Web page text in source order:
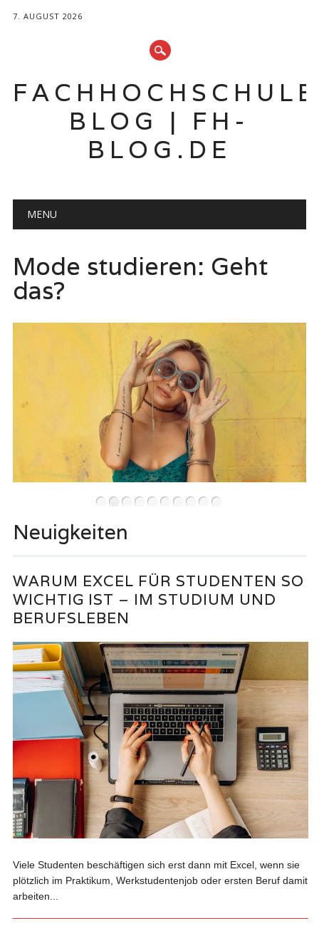
7. AUGUST 2026
BLOG | FH-
BLOG.DE
Hauptmenü
MENU
••••••••••
Mode studieren: Geht
das?
Neuigkeiten
WARUM EXCEL FÜR STUDENTEN SO
WICHTIG IST – IM STUDIUM UND
BERUFSLEBEN
Viele Studenten beschäftigen sich erst dann mit Excel, wenn sie
plötzlich im Praktikum, Werkstudentenjob oder ersten Beruf damit
arbeiten...